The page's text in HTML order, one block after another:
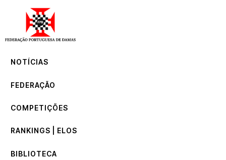
NOTÍCIAS
FEDERAÇÃO
COMPETIÇÕES
RANKINGS | ELOS
BIBLIOTECA